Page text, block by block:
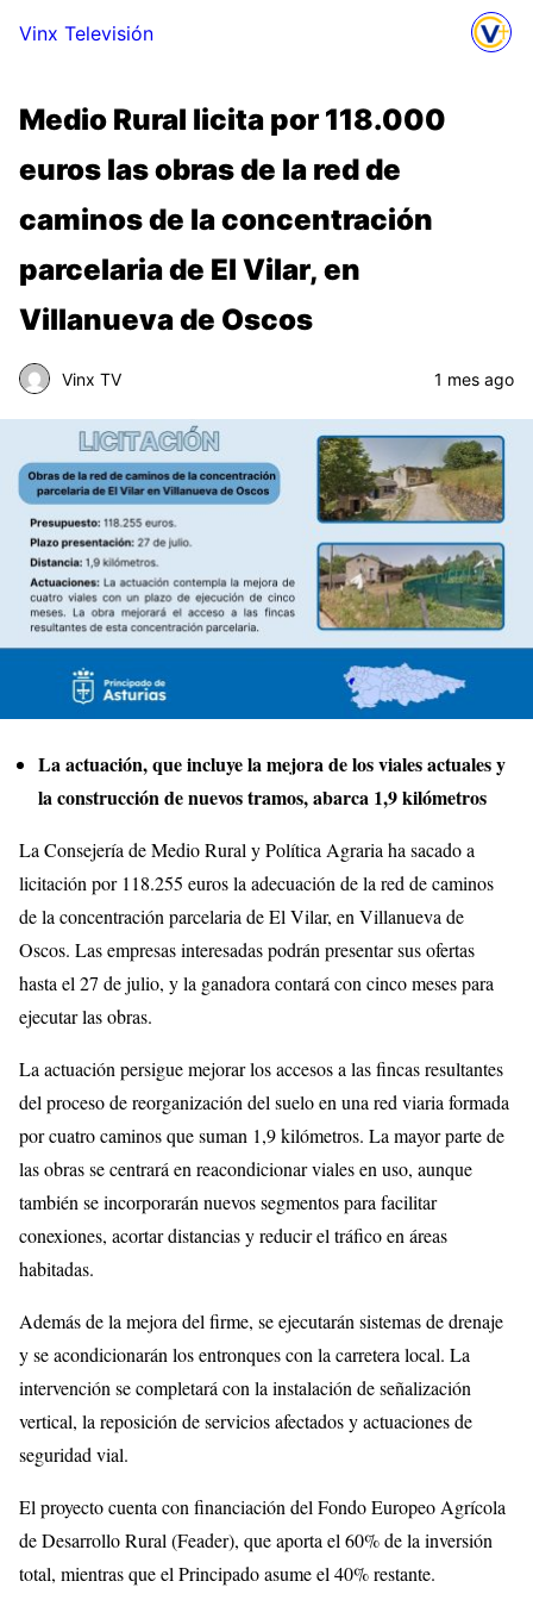
Vinx Televisión
Medio Rural licita por 118.000
euros las obras de la red de
caminos de la concentración
parcelaria de El Vilar, en
Villanueva de Oscos
Vinx TV 1 mes ago
La actuación, que incluye la mejora de los viales actuales y
la construcción de nuevos tramos, abarca 1,9 kilómetros
La Consejería de Medio Rural y Política Agraria ha sacado a
licitación por 118.255 euros la adecuación de la red de caminos
de la concentración parcelaria de El Vilar, en Villanueva de
Oscos. Las empresas interesadas podrán presentar sus ofertas
hasta el 27 de julio, y la ganadora contará con cinco meses para
ejecutar las obras.
La actuación persigue mejorar los accesos a las fincas resultantes
del proceso de reorganización del suelo en una red viaria formada
por cuatro caminos que suman 1,9 kilómetros. La mayor parte de
las obras se centrará en reacondicionar viales en uso, aunque
también se incorporarán nuevos segmentos para facilitar
conexiones, acortar distancias y reducir el tráfico en áreas
habitadas.
Además de la mejora del firme, se ejecutarán sistemas de drenaje
y se acondicionarán los entronques con la carretera local. La
intervención se completará con la instalación de señalización
vertical, la reposición de servicios afectados y actuaciones de
seguridad vial.
El proyecto cuenta con financiación del Fondo Europeo Agrícola
de Desarrollo Rural (Feader), que aporta el 60% de la inversión
total, mientras que el Principado asume el 40% restante.